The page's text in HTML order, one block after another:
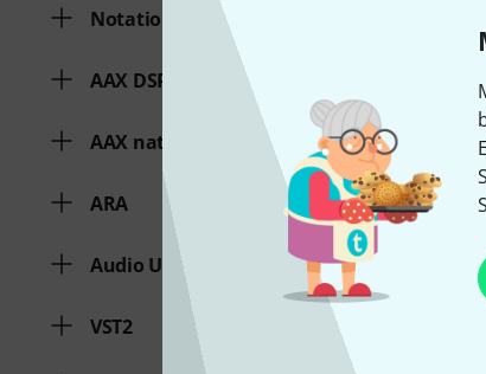
Notation
AAX DSP
AAX native
ARA
Audio Units
VST2